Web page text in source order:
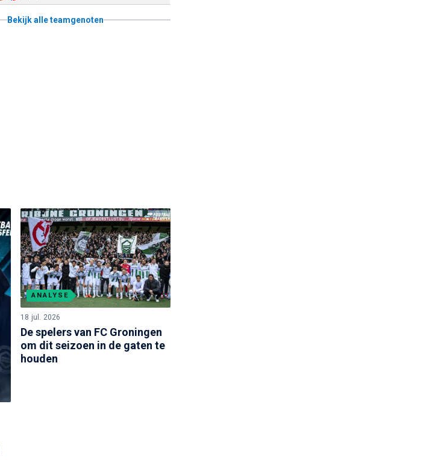
Bekijk alle teamgenoten
ANALYSE
18 jul. 2026
De spelers van FC Groningen
om dit seizoen in de gaten te
houden